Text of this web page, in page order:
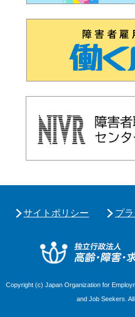
サイトポリシー プ
Copyright (c) Japan Organization for
and Job Seekers.